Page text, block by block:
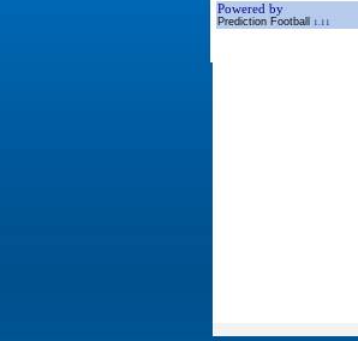
Powered by
Prediction Football 1.11